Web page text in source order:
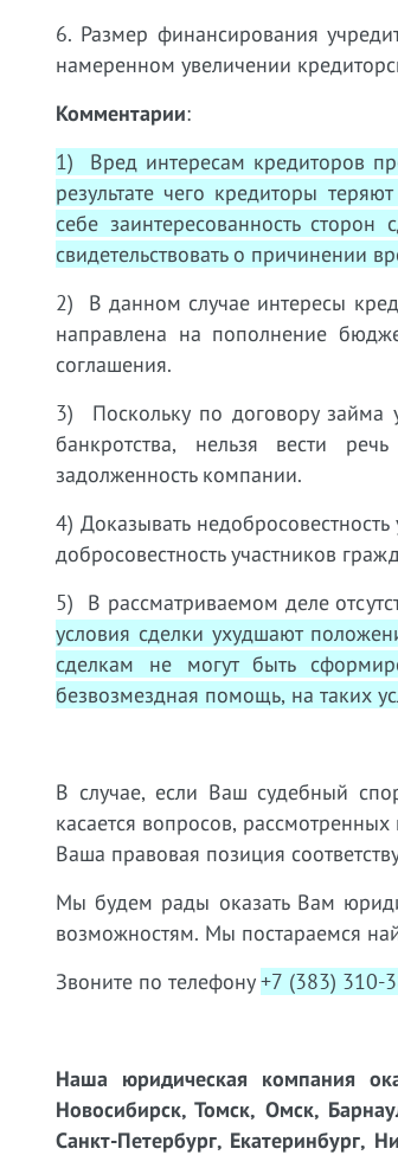
6. Размер финансирования
намеренном увеличении
Комментарии:
1) Вред интересам кредиторов
результате чего кредиторы
себе заинтересованность
свидетельствовать о причинении
2) В данном случае интересы
направлена на пополнение
соглашения.
3) Поскольку по договору займа
банкротства, нельзя вести
задолженность компании.
4) Доказывать
добросовестность участников
5) В рассматриваемом деле
условия сделки ухудшают
сделкам не могут быть
безвозмездная помощь, на таких
В случае, если Ваш судебный
касается вопросов,
Ваша правовая позиция
Мы будем рады оказать Вам
возможностям. Мы постараемся
Звоните по телефону+7 (383) 310-
Наша юридическая компания
Новосибирск, Томск, Омск,
Санкт-Петербург, Екатеринбург,